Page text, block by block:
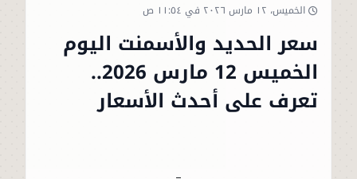
الخميس، ١٢ مارس ٢٠٢٦ في ١١:٥٤ ص
سعر الحديد والأسمنت اليوم
الخميس 12 مارس 2026..
تعرف على أحدث الأسعار